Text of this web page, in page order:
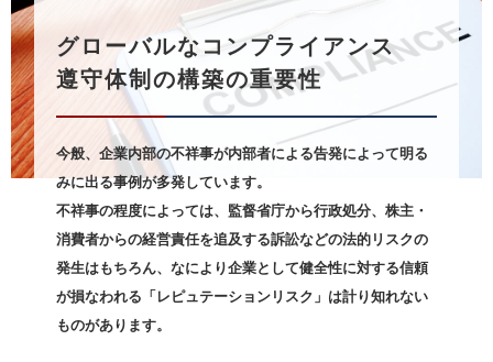
グローバルなコンプライアンス
遵守体制の構築の重要性
今般、企業内部の不祥事が内部者による告発によって明る
みに出る事例が多発しています。
不祥事の程度によっては、監督省庁から行政処分、株主・
消費者からの経営責任を追及する訴訟などの法的リスクの
発生はもちろん、なにより企業として健全性に対する信頼
が損なわれる「レピュテーションリスク」は計り知れない
ものがあります。